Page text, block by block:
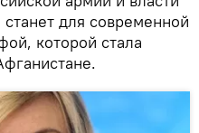
для современной
которой стала